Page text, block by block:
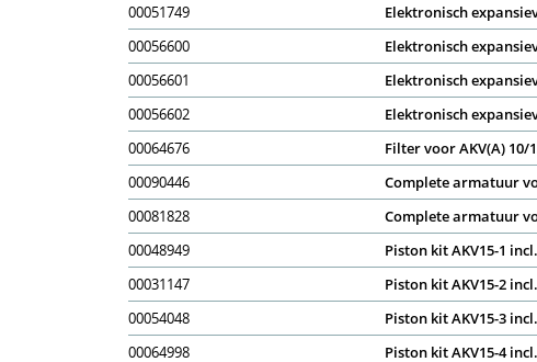
00051749
Elektronisch
00056600
Elektronisch
00056601
Elektronisch
00056602
Elektronisch
00064676
Filter voor AKV(A) 10/
00090446
Complete armatuur
00081828
Complete armatuur
00048949
Piston kit AKV15-1
00031147
Piston kit AKV15-2
00054048
Piston kit AKV15-3
00064998
Piston kit AKV15-4